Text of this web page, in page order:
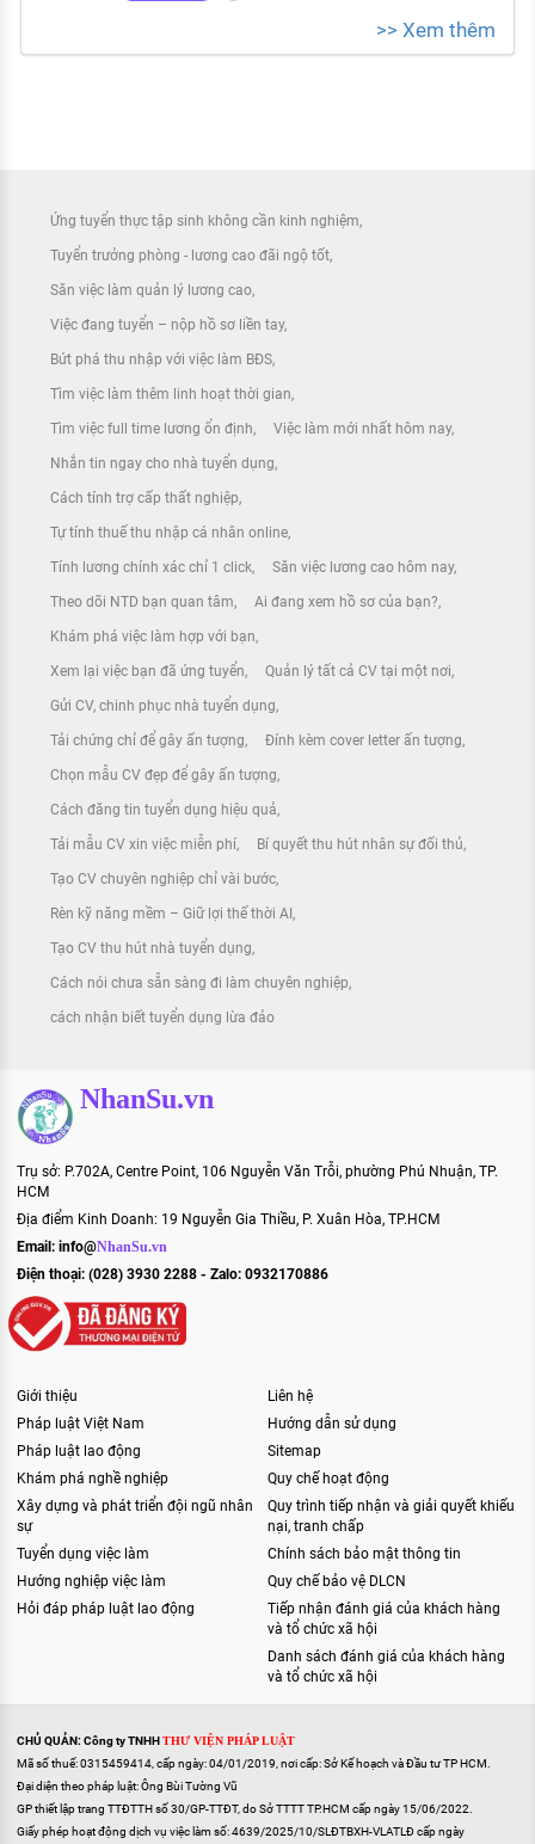
>> Xem thêm
Ứng tuyển thực tập sinh không cần kinh nghiệm
Tuyển trưởng phòng - lương cao đãi ngộ tốt
Săn việc làm quản lý lương cao
Việc đang tuyển – nộp hồ sơ liền tay
Bứt phá thu nhập với việc làm BĐS
Tìm việc làm thêm linh hoạt thời gian
Tìm việc full time lương ổn định Việc làm mới nhất hôm nay
Nhắn tin ngay cho nhà tuyển dụng
Cách tính trợ cấp thất nghiệp
Tự tính thuế thu nhập cá nhân online
Tính lương chính xác chỉ 1 click Săn việc lương cao hôm nay
Theo dõi NTD bạn quan tâm Ai đang xem hồ sơ của bạn?
Khám phá việc làm hợp với bạn
Xem lại việc bạn đã ứng tuyển Quản lý tất cả CV tại một nơi
Gửi CV, chinh phục nhà tuyển dụng
Tải chứng chỉ để gây ấn tượng Đính kèm cover letter ấn tượng
Chọn mẫu CV đẹp để gây ấn tượng
Cách đăng tin tuyển dụng hiệu quả
Tải mẫu CV xin việc miễn phí Bí quyết thu hút nhân sự đối thủ
Tạo CV chuyên nghiệp chỉ vài bước
Rèn kỹ năng mềm – Giữ lợi thế thời AI
Tạo CV thu hút nhà tuyển dụng
Cách nói chưa sẵn sàng đi làm chuyên nghiệp
cách nhận biết tuyển dụng lừa đảo
NhanSu.vn
Trụ sở: P.702A, Centre Point, 106 Nguyễn Văn Trỗi, phường Phú Nhuận, TP.
HCM
Địa điểm Kinh Doanh: 19 Nguyễn Gia Thiều, P. Xuân Hòa, TP.HCM
Email: info@NhanSu.vn
Điện thoại: (028) 3930 2288 - Zalo: 0932170886
Giới thiệu
Pháp luật Việt Nam
Pháp luật lao động
Khám phá nghề nghiệp
Xây dựng và phát triển đội ngũ nhân
sự
Tuyển dụng việc làm
Hướng nghiệp việc làm
Hỏi đáp pháp luật lao động
Liên hệ
Hướng dẫn sử dụng
Sitemap
Quy chế hoạt động
Quy trình tiếp nhận và giải quyết khiếu
nại, tranh chấp
Chính sách bảo mật thông tin
Quy chế bảo vệ DLCN
Tiếp nhận đánh giá của khách hàng
và tổ chức xã hội
Danh sách đánh giá của khách hàng
và tổ chức xã hội
CHỦ QUẢN: Công ty TNHHTHƯ VIỆN PHÁP LUẬT
Mã số thuế: 0315459414, cấp ngày: 04/01/2019, nơi cấp: Sở Kế hoạch và Đầu tư TP HCM.
Đại diện theo pháp luật: Ông Bùi Tường Vũ
GP thiết lập trang TTĐTTH số 30/GP-TTĐT, do Sở TTTT TP.HCM cấp ngày 15/06/2022.
Giấy phép hoạt động dịch vụ việc làm số: 4639/2025/10/SLĐTBXH-VLATLĐ cấp ngày